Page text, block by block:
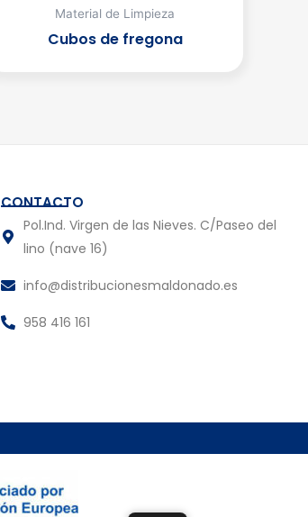
Material de Limpieza
Cubos de fregona
CONTACTO
Pol.Ind. Virgen de las Nieves. C/Paseo del
lino (nave 16)
info@distribucionesmaldonado.es
958 416 161